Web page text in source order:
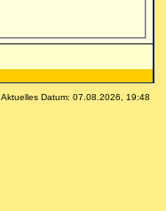
Aktuelles Datum: 07.08.2026, 19:48